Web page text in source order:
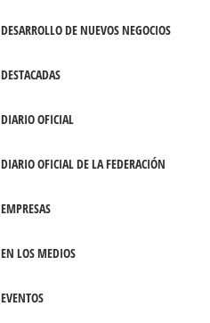
DESARROLLO DE NUEVOS NEGOCIOS
DESTACADAS
DIARIO OFICIAL
DIARIO OFICIAL DE LA FEDERACIÓN
EMPRESAS
EN LOS MEDIOS
EVENTOS